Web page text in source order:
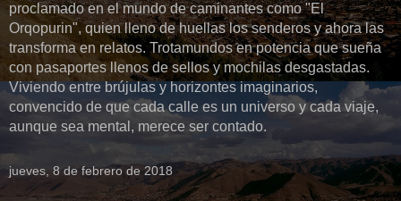
proclamado en el mundo de caminantes como "El
Orqopurin", quien lleno de huellas los senderos y ahora las
transforma en relatos. Trotamundos en potencia que sueña
con pasaportes llenos de sellos y mochilas desgastadas.
Viviendo entre brújulas y horizontes imaginarios,
convencido de que cada calle es un universo y cada viaje,
aunque sea mental, merece ser contado.
jueves, 8 de febrero de 2018